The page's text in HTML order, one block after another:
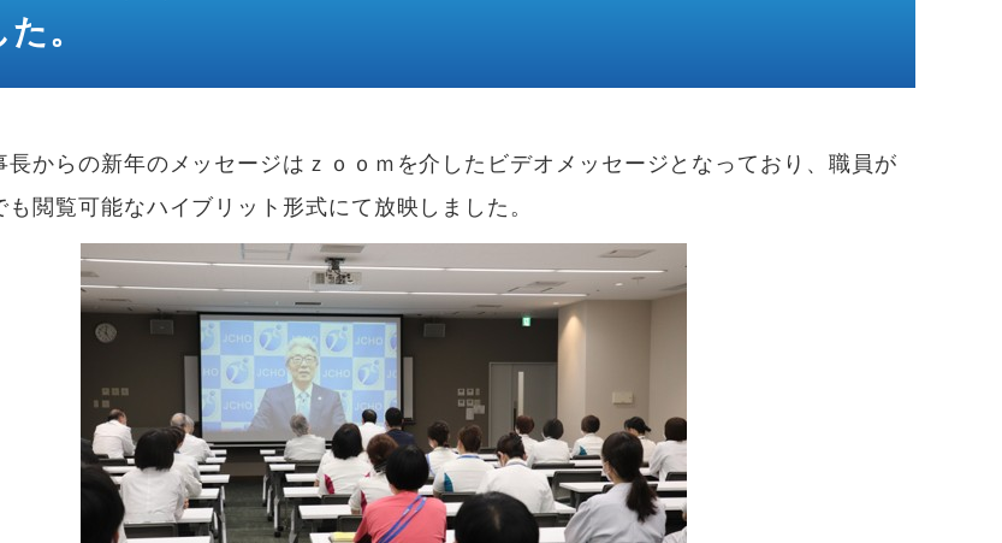
。
からの新年のメッセージはｚｏｏｍを介したビデオメッセージとなっており、職員が
も閲覧可能なハイブリット形式にて放映しました。